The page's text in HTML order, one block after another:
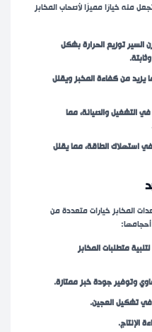
منه خيارًا مميزًا لأصحاب المخابز
السير توزيع الحرارة بشكل
يزيد من كفاءة المخبز ويقلل
التشغيل والصيانة، مما
استهلاك الطاقة، مما يقلل
المخابز خيارات متعددة من
متطلبات المخابز
وتوفير جودة خبز ممتازة.
تشكيل العجين.
الإنتاج.